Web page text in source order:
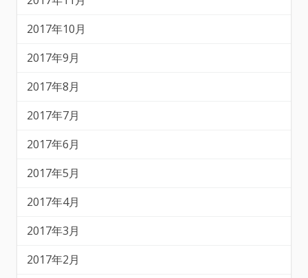
2017年10月
2017年9月
2017年8月
2017年7月
2017年6月
2017年5月
2017年4月
2017年3月
2017年2月